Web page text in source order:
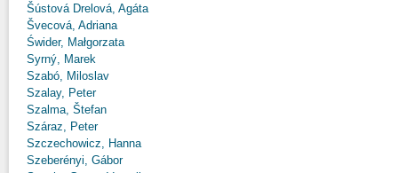
Šústová Drelová, Agáta
Švecová, Adriana
Świder, Małgorzata
Syrný, Marek
Szabó, Miloslav
Szalay, Peter
Szalma, Štefan
Száraz, Peter
Szczechowicz, Hanna
Szeberényi, Gábor